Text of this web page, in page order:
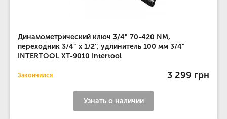
Динамометрический ключ 3/4" 70-420 NM,
переходник 3/4" х 1/2'', удлинитель 100 мм 3/4"
INTERTOOL XT-9010 Intertool
Закончился 3 299 грн
Узнать о наличии